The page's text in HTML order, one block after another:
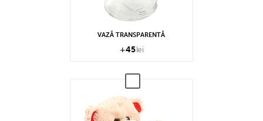
VAZĂ TRANSPARENTĂ
+45lei